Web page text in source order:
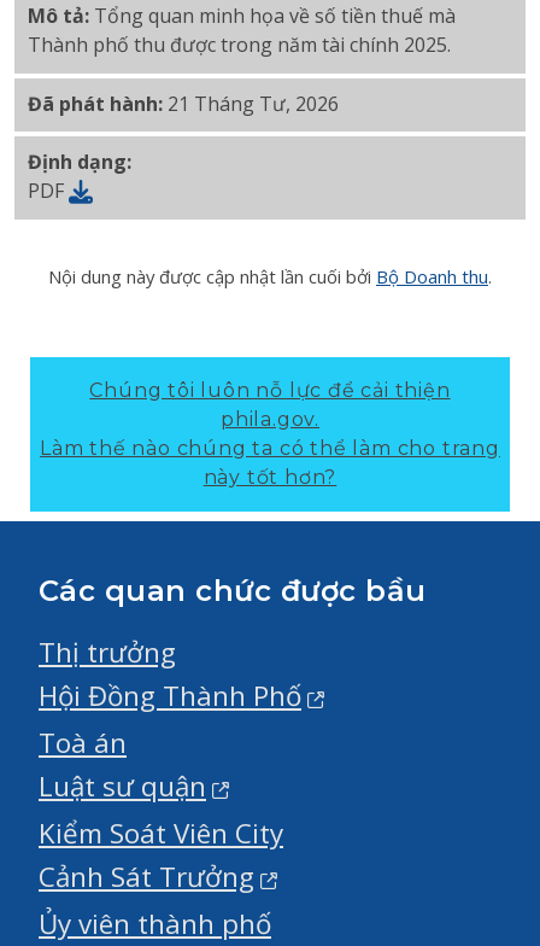
Mô tả: Tổng quan minh họa về số tiền thuế mà
Thành phố thu được trong năm tài chính 2025.
Đã phát hành: 21 Tháng Tư, 2026
Định dạng:
PDF
Nội dung này được cập nhật lần cuối bởi Bộ Doanh thu.
Chúng tôi luôn nỗ lực để cải thiện
phila.gov.
Làm thế nào chúng ta có thể làm cho trang
này tốt hơn?
Các quan chức được bầu
Thị trưởng
Hội Đồng Thành Phố
Toà án
Luật sư quận
Kiểm Soát Viên City
Cảnh Sát Trưởng
Ủy viên thành phố